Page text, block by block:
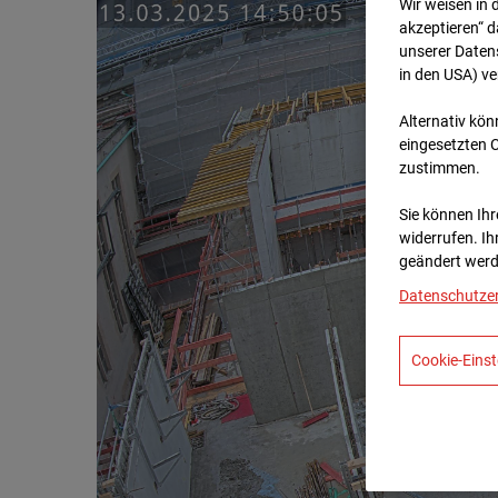
Wir weisen in
akzeptieren“
unserer
in den USA)
Alternativ
eingesetzten
zustimmen.
Sie können
widerrufen.
geändert
Cookie-